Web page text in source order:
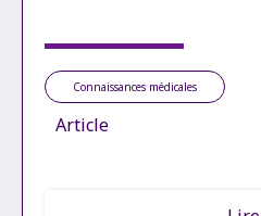
Connaissances médicales
Article